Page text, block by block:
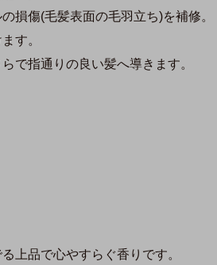
損傷(毛髪表面の毛羽立ち)を補修。
す。
で指通りの良い髪へ導きます。
上品で心やすらぐ香りです。